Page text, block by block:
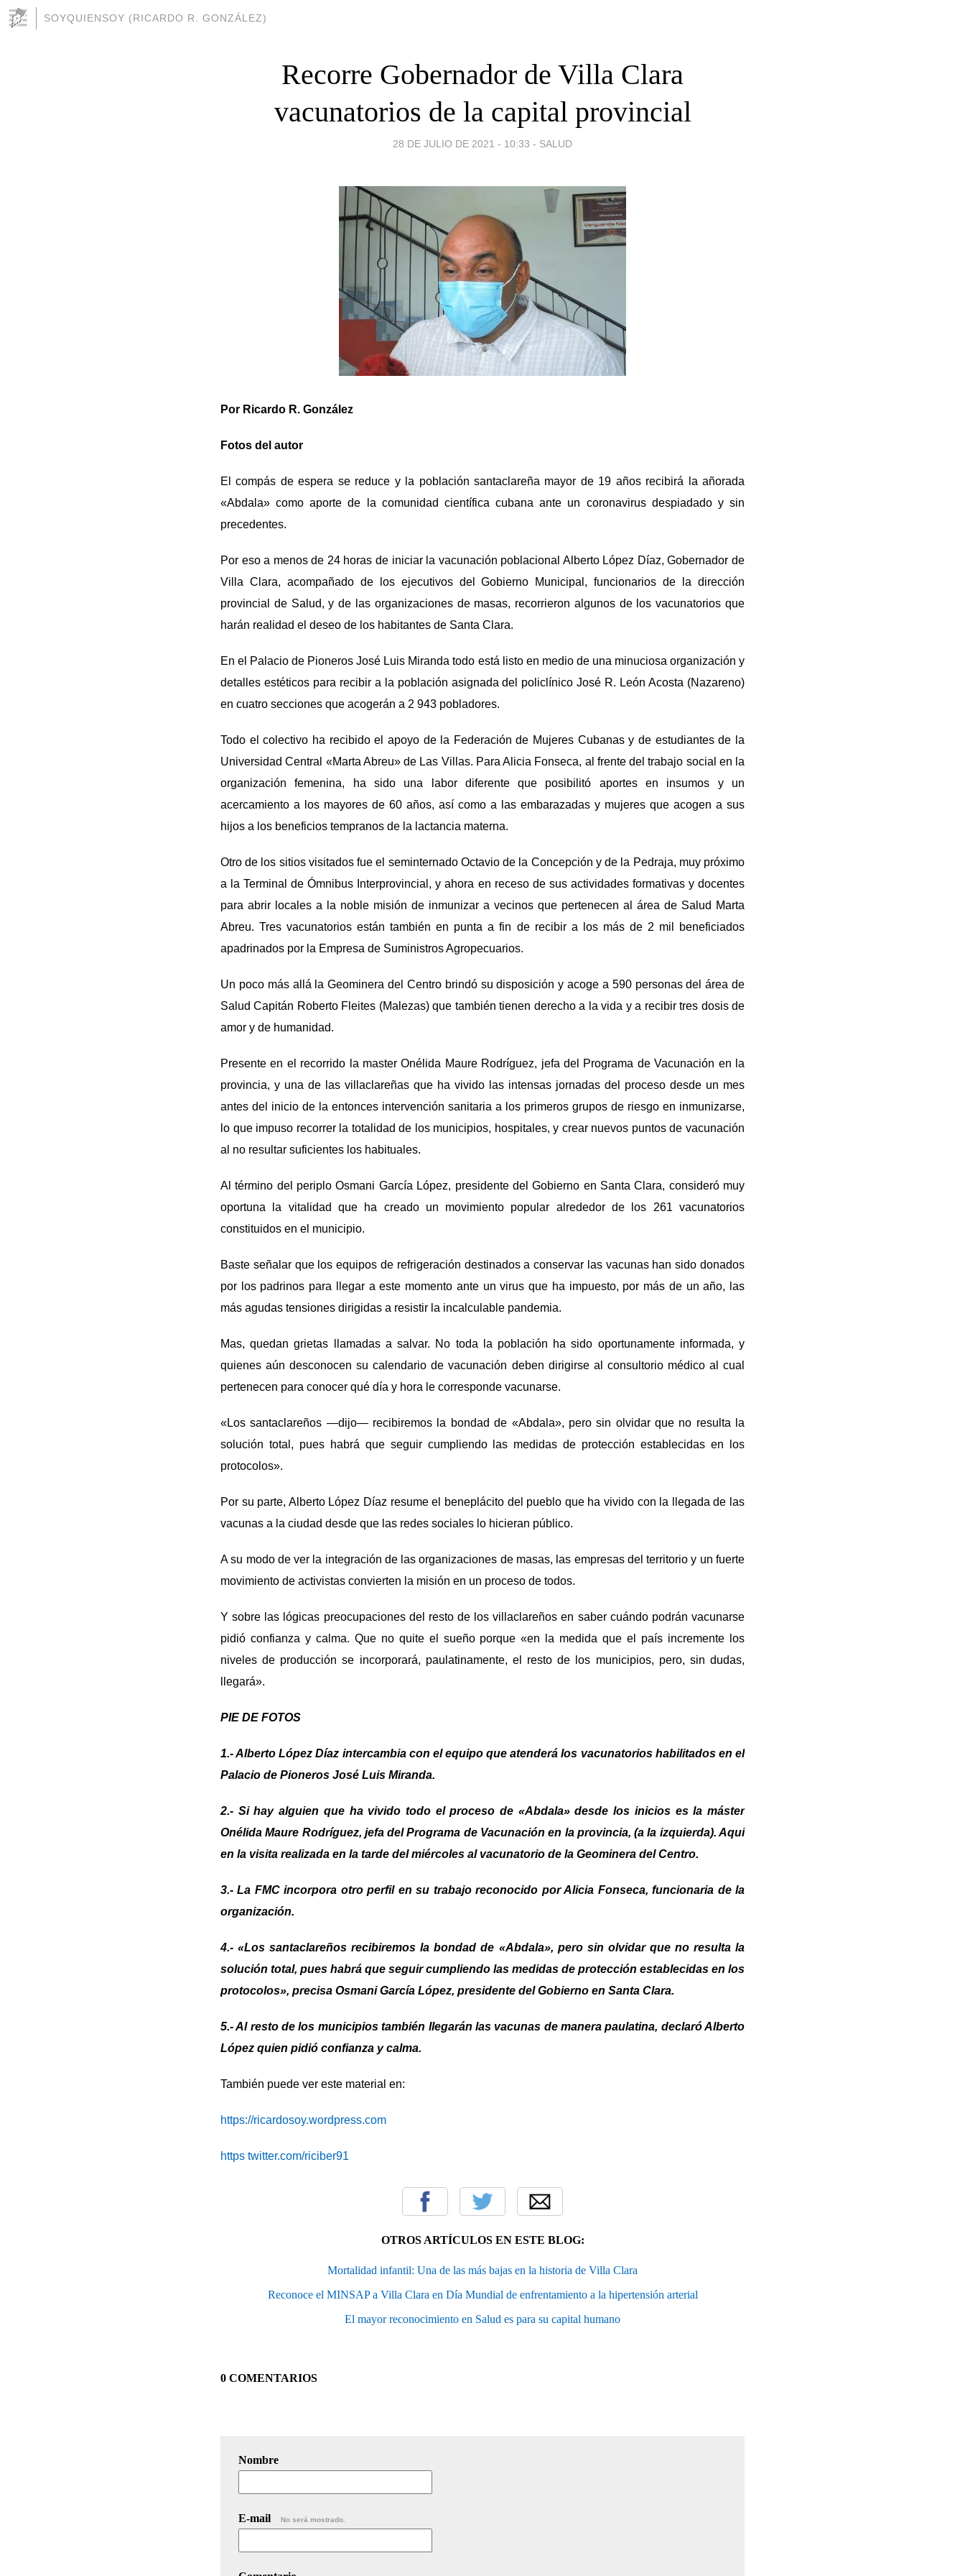
SOYQUIENSOY (RICARDO R. GONZÁLEZ)
Recorre Gobernador de Villa Clara
vacunatorios de la capital provincial
28 DE JULIO DE 2021 - 10:33 - SALUD
Por Ricardo R. González
Fotos del autor
El compás de espera se reduce y la población santaclareña mayor de 19 años recibirá la añorada
«Abdala» como aporte de la comunidad científica cubana ante un coronavirus despiadado y sin
precedentes.
Por eso a menos de 24 horas de iniciar la vacunación poblacional Alberto López Díaz, Gobernador de
Villa Clara, acompañado de los ejecutivos del Gobierno Municipal, funcionarios de la dirección
provincial de Salud, y de las organizaciones de masas, recorrieron algunos de los vacunatorios que
harán realidad el deseo de los habitantes de Santa Clara.
En el Palacio de Pioneros José Luis Miranda todo está listo en medio de una minuciosa organización y
detalles estéticos para recibir a la población asignada del policlínico José R. León Acosta (Nazareno)
en cuatro secciones que acogerán a 2 943 pobladores.
Todo el colectivo ha recibido el apoyo de la Federación de Mujeres Cubanas y de estudiantes de la
Universidad Central «Marta Abreu» de Las Villas. Para Alicia Fonseca, al frente del trabajo social en la
organización femenina, ha sido una labor diferente que posibilitó aportes en insumos y un
acercamiento a los mayores de 60 años, así como a las embarazadas y mujeres que acogen a sus
hijos a los beneficios tempranos de la lactancia materna.
Otro de los sitios visitados fue el seminternado Octavio de la Concepción y de la Pedraja, muy próximo
a la Terminal de Ómnibus Interprovincial, y ahora en receso de sus actividades formativas y docentes
para abrir locales a la noble misión de inmunizar a vecinos que pertenecen al área de Salud Marta
Abreu. Tres vacunatorios están también en punta a fin de recibir a los más de 2 mil beneficiados
apadrinados por la Empresa de Suministros Agropecuarios.
Un poco más allá la Geominera del Centro brindó su disposición y acoge a 590 personas del área de
Salud Capitán Roberto Fleites (Malezas) que también tienen derecho a la vida y a recibir tres dosis de
amor y de humanidad.
Presente en el recorrido la master Onélida Maure Rodríguez, jefa del Programa de Vacunación en la
provincia, y una de las villaclareñas que ha vivido las intensas jornadas del proceso desde un mes
antes del inicio de la entonces intervención sanitaria a los primeros grupos de riesgo en inmunizarse,
lo que impuso recorrer la totalidad de los municipios, hospitales, y crear nuevos puntos de vacunación
al no resultar suficientes los habituales.
Al término del periplo Osmani García López, presidente del Gobierno en Santa Clara, consideró muy
oportuna la vitalidad que ha creado un movimiento popular alrededor de los 261 vacunatorios
constituidos en el municipio.
Baste señalar que los equipos de refrigeración destinados a conservar las vacunas han sido donados
por los padrinos para llegar a este momento ante un virus que ha impuesto, por más de un año, las
más agudas tensiones dirigidas a resistir la incalculable pandemia.
Mas, quedan grietas llamadas a salvar. No toda la población ha sido oportunamente informada, y
quienes aún desconocen su calendario de vacunación deben dirigirse al consultorio médico al cual
pertenecen para conocer qué día y hora le corresponde vacunarse.
«Los santaclareños —dijo— recibiremos la bondad de «Abdala», pero sin olvidar que no resulta la
solución total, pues habrá que seguir cumpliendo las medidas de protección establecidas en los
protocolos».
Por su parte, Alberto López Díaz resume el beneplácito del pueblo que ha vivido con la llegada de las
vacunas a la ciudad desde que las redes sociales lo hicieran público.
A su modo de ver la integración de las organizaciones de masas, las empresas del territorio y un fuerte
movimiento de activistas convierten la misión en un proceso de todos.
Y sobre las lógicas preocupaciones del resto de los villaclareños en saber cuándo podrán vacunarse
pidió confianza y calma. Que no quite el sueño porque «en la medida que el país incremente los
niveles de producción se incorporará, paulatinamente, el resto de los municipios, pero, sin dudas,
llegará».
PIE DE FOTOS
1.- Alberto López Díaz intercambia con el equipo que atenderá los vacunatorios habilitados en el
Palacio de Pioneros José Luis Miranda.
2.- Si hay alguien que ha vivido todo el proceso de «Abdala» desde los inicios es la máster
Onélida Maure Rodríguez, jefa del Programa de Vacunación en la provincia, (a la izquierda). Aquí
en la visita realizada en la tarde del miércoles al vacunatorio de la Geominera del Centro.
3.- La FMC incorpora otro perfil en su trabajo reconocido por Alicia Fonseca, funcionaria de la
organización.
4.- «Los santaclareños recibiremos la bondad de «Abdala», pero sin olvidar que no resulta la
solución total, pues habrá que seguir cumpliendo las medidas de protección establecidas en los
protocolos», precisa Osmani García López, presidente del Gobierno en Santa Clara.
5.- Al resto de los municipios también llegarán las vacunas de manera paulatina, declaró Alberto
López quien pidió confianza y calma.
También puede ver este material en:
https://ricardosoy.wordpress.com
https twitter.com/riciber91
OTROS ARTÍCULOS EN ESTE BLOG:
Mortalidad infantil: Una de las más bajas en la historia de Villa Clara
Reconoce el MINSAP a Villa Clara en Día Mundial de enfrentamiento a la hipertensión arterial
El mayor reconocimiento en Salud es para su capital humano
0 COMENTARIOS
Nombre
E-mail No será mostrado.